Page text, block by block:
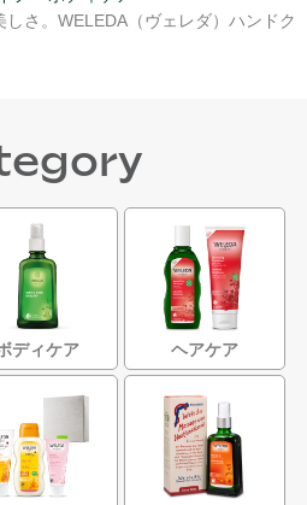
さ。WELEDA（ヴェレダ）ハンドク
ディケア ヘアケア